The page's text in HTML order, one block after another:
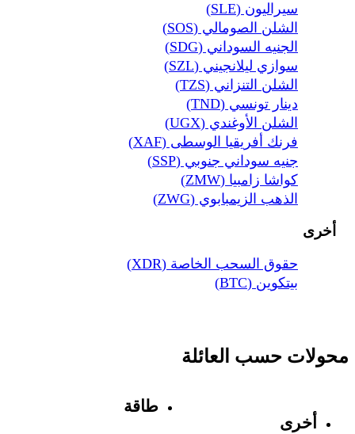
سيراليون (SLE)
الشلن الصومالي (SOS)
الجنيه السوداني (SDG)
سوازي ليلانجيني (SZL)
الشلن التنزاني (TZS)
دينار تونسي (TND)
الشلن الأوغندي (UGX)
فرنك أفريقيا الوسطى (XAF)
جنيه سوداني جنوبي (SSP)
كواشا زامبيا (ZMW)
الذهب الزيمبابوي (ZWG)
أخرى
حقوق السحب الخاصة (XDR)
بيتكوين (BTC)
محولات حسب العائلة
أخرى
طاقة